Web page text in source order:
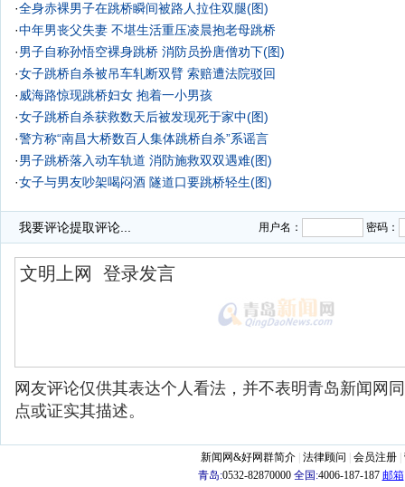
·全身赤裸男子在跳桥瞬间被路人拉住双腿(图)
·中年男丧父失妻 不堪生活重压凌晨抱老母跳桥
·男子自称孙悟空裸身跳桥 消防员扮唐僧劝下(图)
·女子跳桥自杀被吊车轧断双臂 索赔遭法院驳回
· 威海路惊现跳桥妇女 抱着一小男孩
·女子跳桥自杀获救数天后被发现死于家中(图)
·警方称“南昌大桥数百人集体跳桥自杀”系谣言
·男子跳桥落入动车轨道 消防施救双双遇难(图)
·女子与男友吵架喝闷酒 隧道口要跳桥轻生(图)
我要评论提取评论... 用户名： 密码：
网友评论仅供其表达个人看法，并不表明青岛新闻网
点或证实其描述。